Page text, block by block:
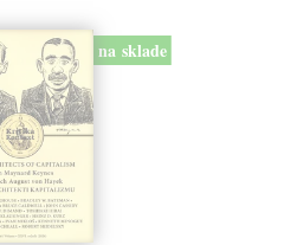
na sklade